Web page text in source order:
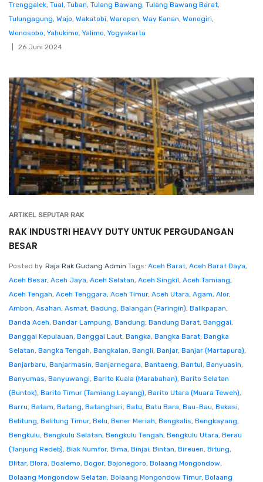
Trenggalek, Tual, Tuban, Tulang Bawang, Tulang Bawang Barat,
Tulungagung, Wajo, Wakatobi, Waropen, Way Kanan, Wonogiri,
Wonosobo, Yahukimo, Yalimo, Yogyakarta
26 Juni 2024
ARTIKEL SEPUTAR RAK
RAK INDUSTRI HEAVY DUTY UNTUK PERGUDANGAN
BESAR
Posted by Raja Rak Gudang Admin Tags: Aceh Barat, Aceh Barat Daya,
Aceh Besar, Aceh Jaya, Aceh Selatan, Aceh Singkil, Aceh Tamiang,
Aceh Tengah, Aceh Tenggara, Aceh Timur, Aceh Utara, Agam, Alor,
Ambon, Asahan, Asmat, Badung, Balangan (Paringin), Balikpapan,
Banda Aceh, Bandar Lampung, Bandung, Bandung Barat, Banggai,
Banggai Kepulauan, Banggai Laut, Bangka, Bangka Barat, Bangka
Selatan, Bangka Tengah, Bangkalan, Bangli, Banjar, Banjar (Martapura),
Banjarbaru, Banjarmasin, Banjarnegara, Bantaeng, Bantul, Banyuasin,
Banyumas, Banyuwangi, Barito Kuala (Marabahan), Barito Selatan
(Buntok), Barito Timur (Tamiang Layang), Barito Utara (Muara Teweh),
Barru, Batam, Batang, Batanghari, Batu, Batu Bara, Bau-Bau, Bekasi,
Belitung, Belitung Timur, Belu, Bener Meriah, Bengkalis, Bengkayang,
Bengkulu, Bengkulu Selatan, Bengkulu Tengah, Bengkulu Utara, Berau
(Tanjung Redeb), Biak Numfor, Bima, Binjai, Bintan, Bireuen, Bitung,
Blitar, Blora, Boalemo, Bogor, Bojonegoro, Bolaang Mongondow,
Bolaang Mongondow Selatan, Bolaang Mongondow Timur, Bolaang